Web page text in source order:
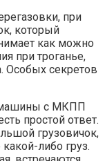
при
который
как можно
при троганье,
Особых секретов
машины с МКПП
простой ответ.
грузовичок,
либо груз.